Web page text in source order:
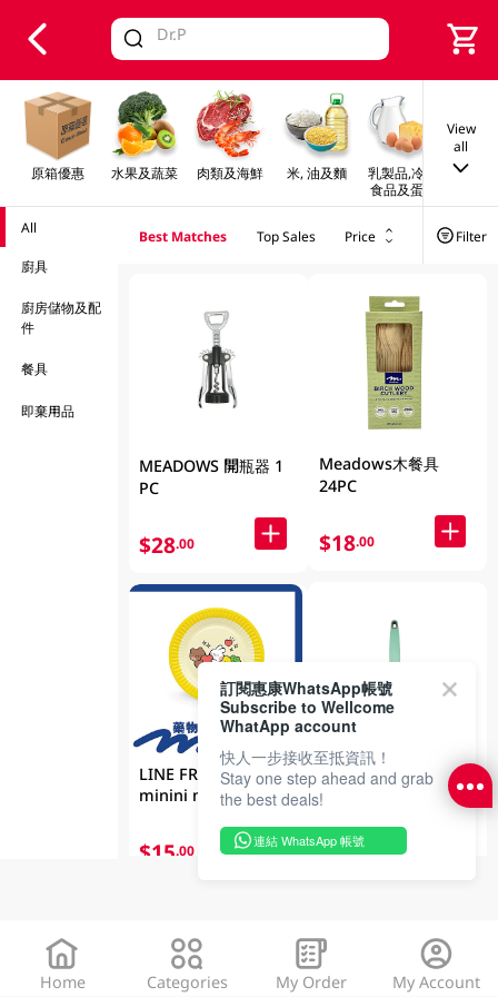
Valid Until 30 June 2026
原箱優惠 水果及蔬菜 肉類及海鮮 米, 油及麵
乳製品,冷凍
食品及蛋類
早餐
View
all
All
廚具
廚房儲物及配
件
餐具
即棄用品
Best Matches Top Sales Price Filter
MEADOWS 開瓶器 1
PC
$28.00
LINE FRIENDS
minini meets
10件
$15.00
Meadows木餐具
24PC
$18.00
MEADOWS 刨磨器 1
PC
$15.00
Home Categories My Order My Account
訂閱惠康WhatsApp帳號
Subscribe to Wellcome
WhatApp account
快人一步接收至抵資訊！
Stay one step ahead and grab
the best deals!
連結 WhatsApp 帳號